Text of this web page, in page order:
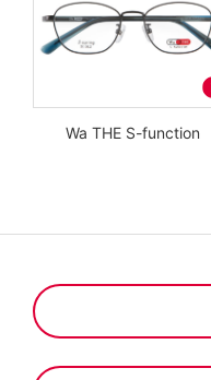
Wa THE S-function